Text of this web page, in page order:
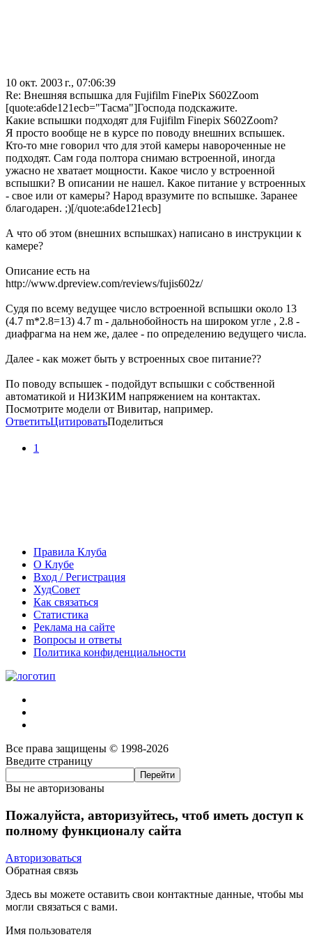
10 окт. 2003 г., 07:06:39
Re: Внешняя вспышка для Fujifilm FinePix S602Zoom
[quote:a6de121ecb="Тасма"]Господа подскажите.
Какие вспышки подходят для Fujifilm Finepix S602Zoom?
Я просто вообще не в курсе по поводу внешних вспышек.
Кто-то мне говорил что для этой камеры навороченные не
подходят. Сам года полтора снимаю встроенной, иногда
ужасно не хватает мощности. Какое число у встроенной
вспышки? В описании не нашел. Какое питание у встроенных
- свое или от камеры? Народ вразумите по вспышке. Заранее
благодарен. ;)[/quote:a6de121ecb]
А что об этом (внешних вспышках) написано в инструкции к
камере?
Описание есть на
http://www.dpreview.com/reviews/fujis602z/
Судя по всему ведущее число встроенной вспышки около 13
(4.7 m*2.8=13) 4.7 m - дальнобойность на широком угле , 2.8 -
диафрагма на нем же, далее - по определению ведущего числа.
Далее - как может быть у встроенных свое питание??
По поводу вспышек - подойдут вспышки с собственной
автоматикой и НИЗКИМ напряжением на контактах.
Посмотрите модели от Вивитар, например.
ОтветитьЦитироватьПоделиться
1
Правила Клуба
О Клубе
Вход / Регистрация
ХудСовет
Как связаться
Статистика
Реклама на сайте
Вопросы и ответы
Политика конфиденциальности
Все права защищены © 1998-2026
Введите страницу
Вы не авторизованы
Пожалуйста, авторизуйтесь, чтоб иметь доступ к
полному функционалу сайта
Авторизоваться
Обратная связь
Здесь вы можете оставить свои контактные данные, чтобы мы
могли связаться с вами.
Имя пользователя